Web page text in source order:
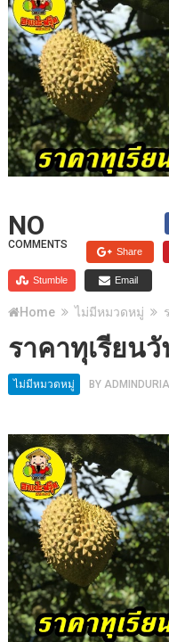
NO
COMMENTS
Share
Stumble Email
Home ไม่มีหมวดหมู่
ราคาทุเรียน
ไม่มีหมวดหมู่ BY